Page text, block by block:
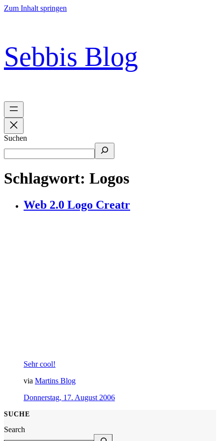
Zum Inhalt springen
Sebbis Blog
Suchen
Schlagwort: Logos
Web 2.0 Logo Creatr
Sehr cool!
via Martins Blog
Donnerstag, 17. August 2006
SUCHE
Search